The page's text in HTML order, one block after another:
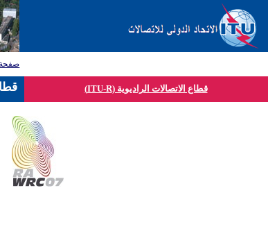
صفحة
قطاع الاتصالات الراديوية (ITU-R)